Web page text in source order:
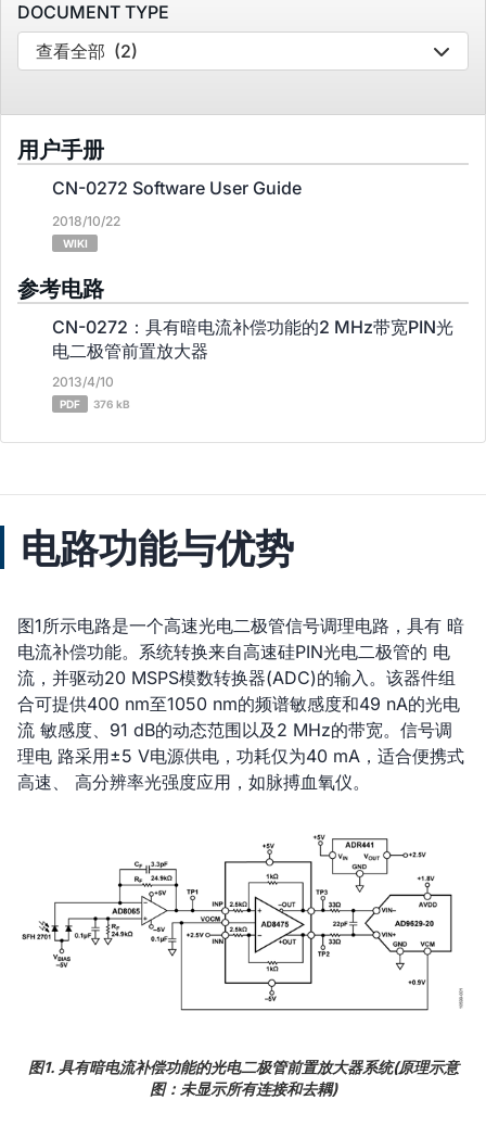
DOCUMENT TYPE
查看全部 (2)
用户手册
CN-0272 Software User Guide
2018/10/22
WIKI
参考电路
CN-0272：具有暗电流补偿功能的2 MHz带宽PIN光
电二极管前置放大器
2013/4/10
PDF 376 kB
电路功能与优势
图1所示电路是一个高速光电二极管信号调理电路，具有 暗
电流补偿功能。系统转换来自高速硅PIN光电二极管的 电
流，并驱动20 MSPS模数转换器(ADC)的输入。该器件组
合可提供400 nm至1050 nm的频谱敏感度和49 nA的光电
流 敏感度、91 dB的动态范围以及2 MHz的带宽。信号调
理电 路采用±5 V电源供电，功耗仅为40 mA，适合便携式
高速、 高分辨率光强度应用，如脉搏血氧仪。
图1. 具有暗电流补偿功能的光电二极管前置放大器系统(原理示意
图：未显示所有连接和去耦)